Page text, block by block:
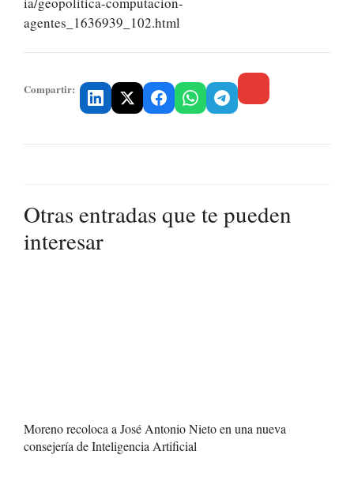
agentes_1636939_102.html
Compartir:
Otras entradas que te pueden
interesar
Moreno recoloca a José Antonio Nieto en una nueva
consejería de Inteligencia Artificial